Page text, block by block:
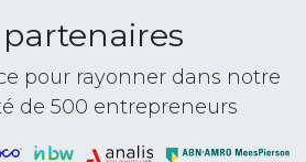
partenaires
pour rayonner dans notre
de 500 entrepreneurs